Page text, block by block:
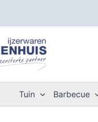
Tuin Barbecue